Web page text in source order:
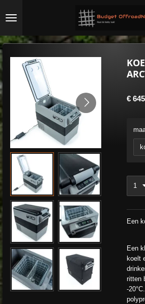
direct
de
€
Een
Een
koelt
ritten
-